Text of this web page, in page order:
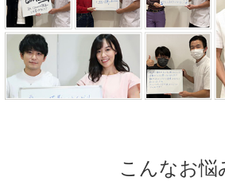
こんなお悩